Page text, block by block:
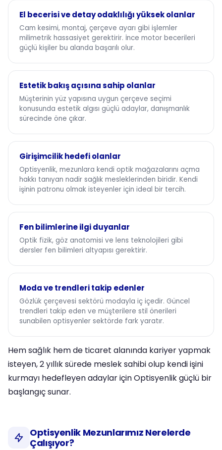
El becerisi ve detay odaklılığı yüksek olanlar
Cam kesimi, montaj, çerçeve ayarı gibi işlemler
milimetrik hassasiyet gerektirir. İnce motor becerileri
güçlü kişiler bu alanda başarılı olur.
Estetik bakış açısına sahip olanlar
Müşterinin yüz yapısına uygun çerçeve seçimi
konusunda estetik algısı güçlü adaylar, danışmanlık
sürecinde öne çıkar.
Girişimcilik hedefi olanlar
Optisyenlik, mezunlara kendi optik mağazalarını açma
hakkı tanıyan nadir sağlık mesleklerinden biridir. Kendi
işinin patronu olmak isteyenler için ideal bir tercih.
Fen bilimlerine ilgi duyanlar
Optik fizik, göz anatomisi ve lens teknolojileri gibi
dersler fen bilimleri altyapısı gerektirir.
Moda ve trendleri takip edenler
Gözlük çerçevesi sektörü modayla iç içedir. Güncel
trendleri takip eden ve müşterilere stil önerileri
sunabilen optisyenler sektörde fark yaratır.
Hem sağlık hem de ticaret alanında kariyer yapmak
isteyen, 2 yıllık sürede meslek sahibi olup kendi işini
kurmayı hedefleyen adaylar için Optisyenlik güçlü bir
başlangıç sunar.
Optisyenlik Mezunlarımız Nerelerde
Çalışıyor?